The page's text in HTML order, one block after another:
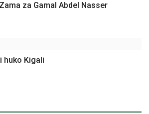
za Gamal Abdel Nasser
huko Kigali